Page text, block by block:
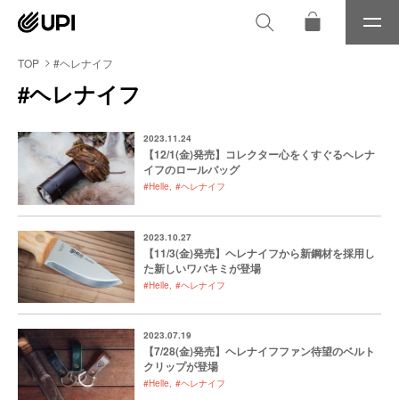
メ
ニ
TOP #ヘレナイフ
#ヘレナイフ
2023.11.24
【12/1(金)発売】コレクター心をくすぐるヘレナ
イフのロールバッグ
#Helle #ヘレナイフ
2023.10.27
【11/3(金)発売】ヘレナイフから新鋼材を採用し
た新しいワバキミが登場
#Helle #ヘレナイフ
2023.07.19
【7/28(金)発売】ヘレナイフファン待望のベルト
クリップが登場
#Helle #ヘレナイフ